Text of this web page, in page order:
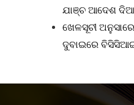
ଯାଞ୍ଚ ଆଦେଶ
ଖେଳସୂଚୀ
ଦୁବାଇରେ